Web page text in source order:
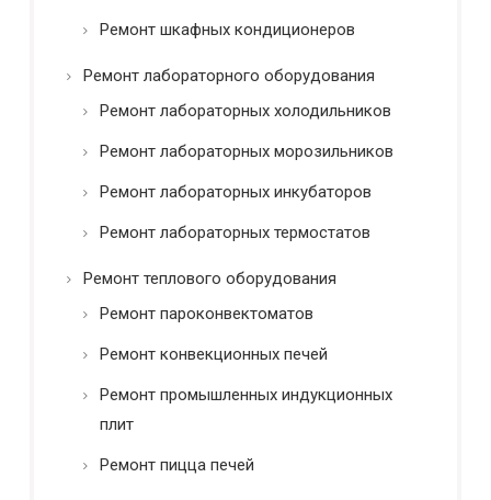
Ремонт шкафных кондиционеров
Ремонт лабораторного оборудования
Ремонт лабораторных холодильников
Ремонт лабораторных морозильников
Ремонт лабораторных инкубаторов
Ремонт лабораторных термостатов
Ремонт теплового оборудования
Ремонт пароконвектоматов
Ремонт конвекционных печей
Ремонт промышленных индукционных
плит
Ремонт пицца печей